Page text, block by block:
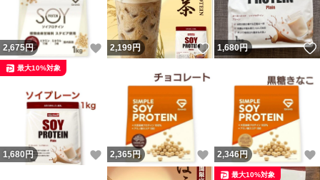
2,675円 いいね！
2,199円 いいね！
1,680円
1,680 円 いいね！
最大10%対象
2,365円 いいね！
2,346円
最大10%対象